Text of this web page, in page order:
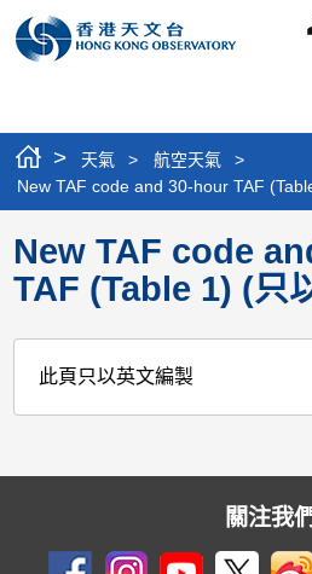
> 天氣 > 航空天氣
>
New TAF code and 30-hour TAF
New TAF code
TAF (Table 1) (只
此頁只以英文編製
關注我